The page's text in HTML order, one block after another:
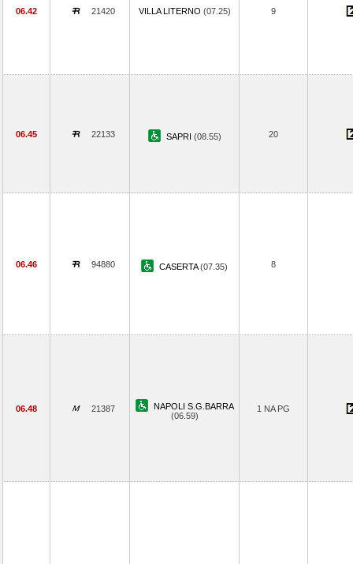
06.42 21420 VILLA LITERNO (07.25) 9
06.45 22133 SAPRI (08.55) 20
06.46 94880 CASERTA(07.35) 8
06.48 21387
NAPOLI S.G.BARRA
(06.59)
1 NA PG